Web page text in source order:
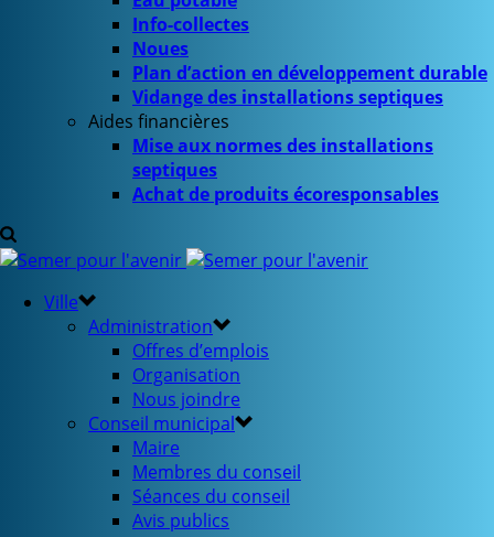
Info-collectes
Noues
Plan d’action en développement durable
Vidange des installations septiques
Aides financières
Mise aux normes des installations
septiques
Achat de produits écoresponsables
Ville
Administration
Offres d’emplois
Organisation
Nous joindre
Conseil municipal
Maire
Membres du conseil
Séances du conseil
Avis publics